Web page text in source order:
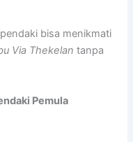
bisa menikmati
Via Thekelan tanpa
Pemula